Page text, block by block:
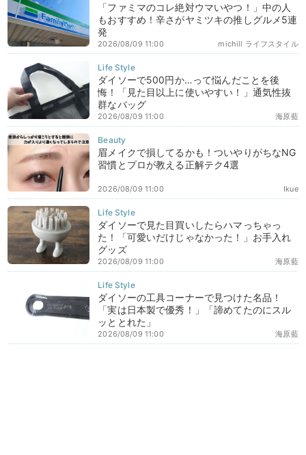
「ファミマのコレ絶対ウマいやつ！」中の人
もおすすめ！辛さがヤミツキの推しグルメ5連
発
michill ライフスタイル
2026/08/09 11:00
ダイソーで500円か…って悩んだことを後
悔！「見た目以上に使いやすい！」通気性抜
群なバッグ
海原藍
2026/08/09 11:00
眉メイクで損してるかも！ついやりがちなNG
習慣とプロが教える正解テク4選
Ikue
2026/08/09 11:00
ダイソーで見た目買いしたらハマっちゃっ
た！「可愛いだけじゃなかった！」お手入れ
グッズ
海原藍
2026/08/09 11:00
ダイソーの工具コーナーで見つけた名品！
「実は日本製で優秀！」「諦めてたのにスル
ッととれた」
海原藍
2026/08/09 11:00